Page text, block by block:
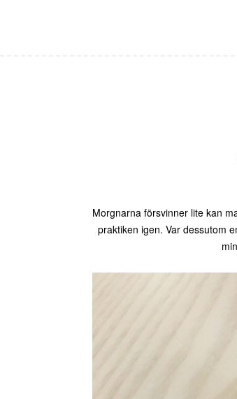
Morgnarna försvinner lite kan
praktiken igen. Var dessutom